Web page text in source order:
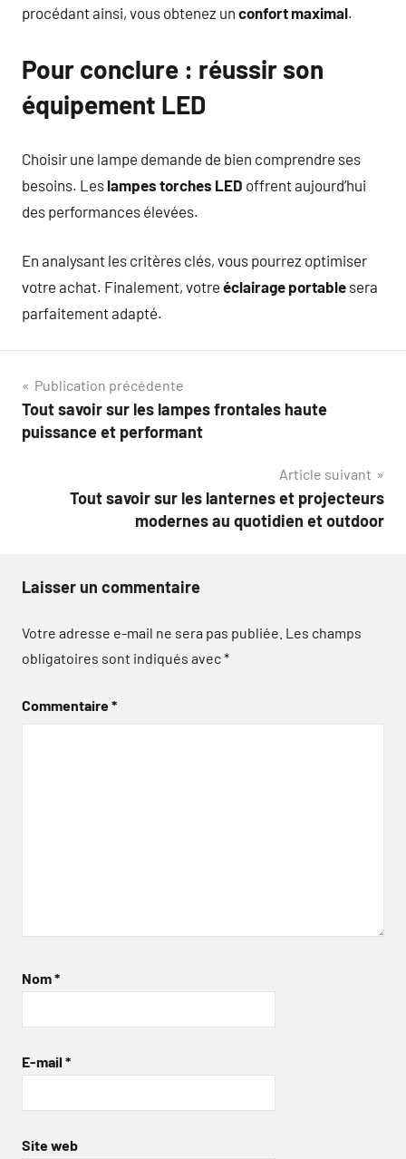
procédant ainsi, vous obtenez un confort maximal.
Pour conclure : réussir son
équipement LED
Choisir une lampe demande de bien comprendre ses
besoins. Leslampes torches LED offrent aujourd’hui
des performances élevées.
En analysant les critères clés, vous pourrez optimiser
votre achat. Finalement, votre éclairage portable sera
parfaitement adapté.
Navigation
de
Publication précédente
Tout savoir sur les lampes frontales haute
puissance et performant
Article suivant
Tout savoir sur les lanternes et projecteurs
modernes au quotidien et outdoor
Laisser un commentaire
Votre adresse e-mail ne sera pas publiée. Les champs
obligatoires sont indiqués avec*
Commentaire*
Nom*
E-mail *
Site web